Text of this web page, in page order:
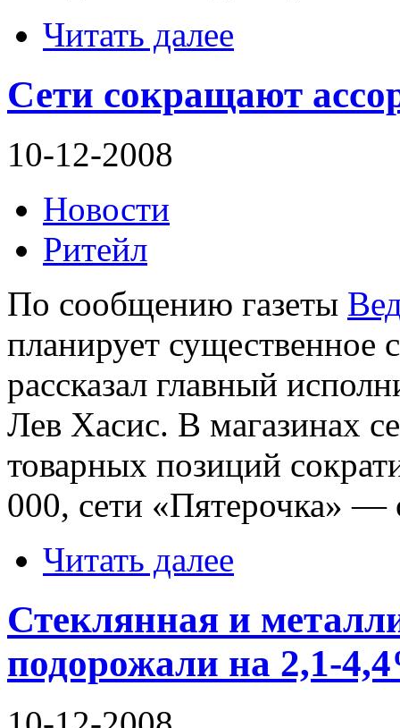
Читать далее
Сети сокращают
10-12-2008
Новости
Ритейл
По сообщению газеты
планирует существенное
рассказал главный
Лев Хасис. В магазинах
товарных позиций
000, сети «Пятерочка» —
Читать далее
Стеклянная и
подорожали на 2,1-